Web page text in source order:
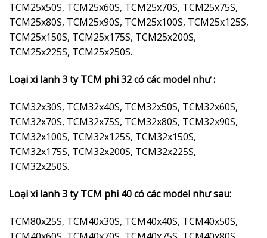
TCM25x50S, TCM25x60S, TCM25x70S, TCM25x75S,
TCM25x80S, TCM25x90S, TCM25x100S, TCM25x125S,
TCM25x150S, TCM25x175S, TCM25x200S,
TCM25x225S, TCM25x250S.
Loại xi lanh 3 ty TCM phi 32 có các model như :
TCM32x30S, TCM32x40S, TCM32x50S, TCM32x60S,
TCM32x70S, TCM32x75S, TCM32x80S, TCM32x90S,
TCM32x100S, TCM32x125S, TCM32x150S,
TCM32x175S, TCM32x200S, TCM32x225S,
TCM32x250S.
Loại xi lanh 3 ty TCM phi 40 có các model như sau:
TCM80x25S, TCM40x30S, TCM40x40S, TCM40x50S,